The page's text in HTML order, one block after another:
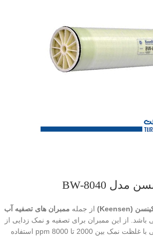
از جمله ممبران های تصفیه آب
باشد. از این ممبران برای تصفیه و نمک زدایی از
آب های سطحی، زیر زمینی با غلظت نمک بین 2000 تا 8000 ppm استفاده